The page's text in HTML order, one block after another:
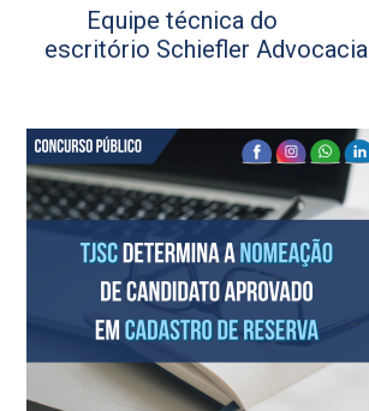
Equipe técnica do
escritório Schiefler Advocacia